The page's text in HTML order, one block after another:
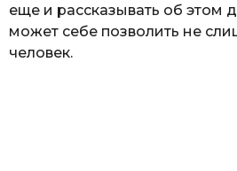
еще и рассказывать об этом
может себе позволить не
человек.